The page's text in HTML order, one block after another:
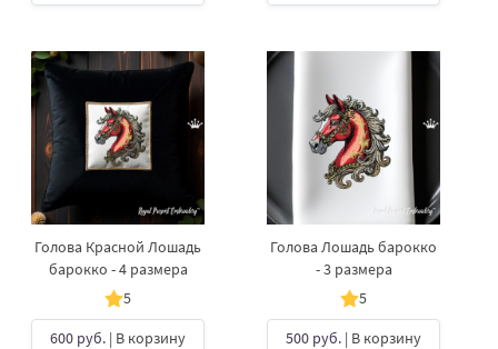
Голова Красной Лошадь
барокко - 4 размера
5
600 руб. | В корзину
Голова Лошадь барокко
- 3 размера
5
500 руб. | В корзину